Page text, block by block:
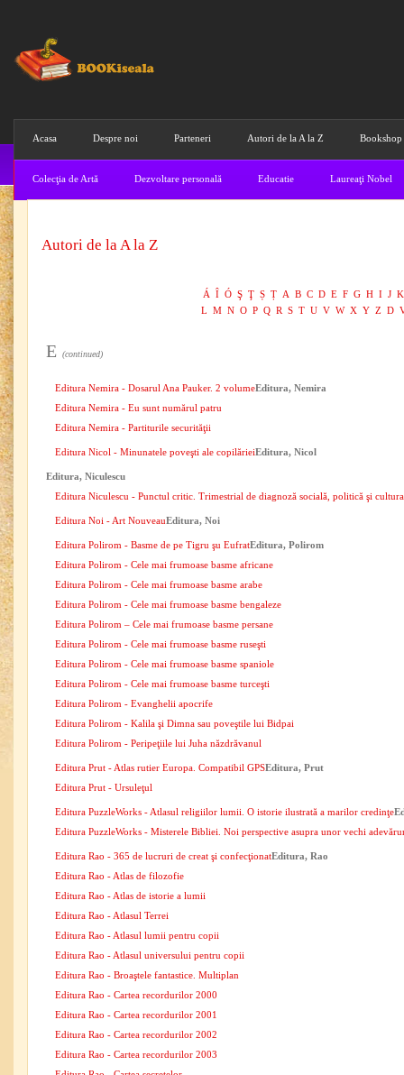
Acasa Despre noi Parteneri Autori de la A la Z Bookshop
Colecţia de Artă Dezvoltare personală Educatie Laureaţi Nobel
Autori de la A la Z
Á Î Ó Ş Ţ Ș Ț A B C D E F G H I J K
L M N O P Q R S T U V W X Y Z D
E (continued)
Editura, Nemira
Editura Nemira - Dosarul Ana Pauker. 2 volume
Editura Nemira - Eu sunt numărul patru
Editura Nemira - Partiturile securităţii
Editura, Nicol
Editura Nicol - Minunatele poveşti ale copilăriei
Editura, Niculescu
Editura Niculescu - Punctul critic. Trimestrial de diagnoză socială, politică şi
Editura, Noi
Editura Noi - Art Nouveau
Editura, Polirom
Editura Polirom - Basme de pe Tigru şu Eufrat
Editura Polirom - Cele mai frumoase basme africane
Editura Polirom - Cele mai frumoase basme arabe
Editura Polirom - Cele mai frumoase basme bengaleze
Editura Polirom – Cele mai frumoase basme persane
Editura Polirom - Cele mai frumoase basme ruseşti
Editura Polirom - Cele mai frumoase basme spaniole
Editura Polirom - Cele mai frumoase basme turceşti
Editura Polirom - Evanghelii apocrife
Editura Polirom - Kalila şi Dimna sau poveştile lui Bidpai
Editura Polirom - Peripeţiile lui Juha năzdrăvanul
Editura, Prut
Editura Prut - Atlas rutier Europa. Compatibil GPS
Editura Prut - Ursuleţul
Editura PuzzleWorks - Atlasul religiilor lumii. O istorie ilustrată a marilor credinţe
Editura PuzzleWorks - Misterele Bibliei. Noi perspective asupra unor vechi
Editura, Rao
Editura Rao - 365 de lucruri de creat şi confecţionat
Editura Rao - Atlas de filozofie
Editura Rao - Atlas de istorie a lumii
Editura Rao - Atlasul Terrei
Editura Rao - Atlasul lumii pentru copii
Editura Rao - Atlasul universului pentru copii
Editura Rao - Broaştele fantastice. Multiplan
Editura Rao - Cartea recordurilor 2000
Editura Rao - Cartea recordurilor 2001
Editura Rao - Cartea recordurilor 2002
Editura Rao - Cartea recordurilor 2003